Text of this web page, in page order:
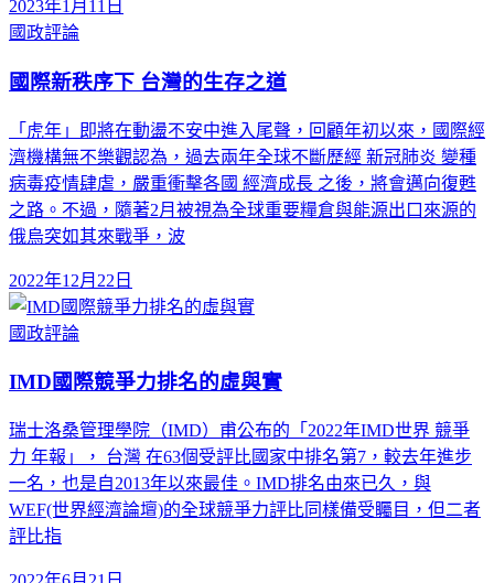
2023年1月11日
國政評論
國際新秩序下 台灣的生存之道
「虎年」即將在動盪不安中進入尾聲，回顧年初以來，國際經
濟機構無不樂觀認為，過去兩年全球不斷歷經 新冠肺炎 變種
病毒疫情肆虐，嚴重衝擊各國 經濟成長 之後，將會邁向復甦
之路。不過，隨著2月被視為全球重要糧倉與能源出口來源的
俄烏突如其來戰爭，波
2022年12月22日
國政評論
IMD國際競爭力排名的虛與實
瑞士洛桑管理學院（IMD）甫公布的「2022年IMD世界 競爭
力 年報」， 台灣 在63個受評比國家中排名第7，較去年進步
一名，也是自2013年以來最佳。IMD排名由來已久，與
WEF(世界經濟論壇)的全球競爭力評比同樣備受矚目，但二者
評比指